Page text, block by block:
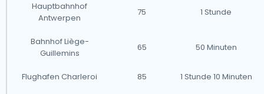
Hauptbahnhof
Antwerpen
75 1 Stunde
Bahnhof Liège-
Guillemins
65 50 Minuten
Flughafen Charleroi 85 1 Stunde 10 Minuten